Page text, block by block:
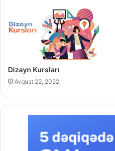
Dizayn Kursları
Avqust 22, 2022